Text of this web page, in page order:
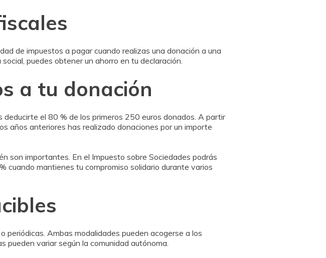
de impuestos a pagar cuando realizas una donación a una
puedes obtener un ahorro en tu declaración.
a tu donación
el 80 % de los primeros 250 euros donados. A partir
años anteriores has realizado donaciones por un importe
son importantes. En el Impuesto sobre Sociedades podrás
cuando mantienes tu compromiso solidario durante varios
periódicas. Ambas modalidades pueden acogerse a los
pueden variar según la comunidad autónoma.